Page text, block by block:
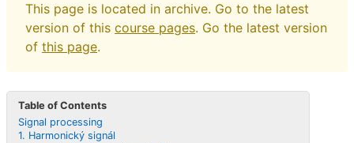
This page is located in archive. Go to the latest
version of this course pages. Go the latest version
of this page.
Table of Contents
Signal processing
1. Harmonický signál